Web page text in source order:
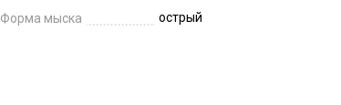
Форма мыска
острый